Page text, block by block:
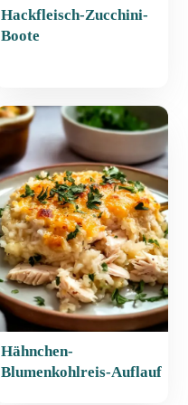
Hackfleisch-Zucchini-
Boote
Hähnchen-
Blumenkohlreis-Auflauf